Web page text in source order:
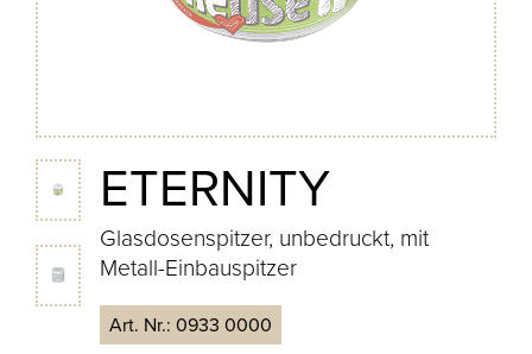
ETERNITY
Glasdosenspitzer, unbedruckt, mit
Metall-Einbauspitzer
Art. Nr.: 0933 0000